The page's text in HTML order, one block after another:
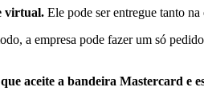
virtual. Ele pode ser entregue tanto
a empresa pode fazer um só
aceite a bandeira Mastercard e